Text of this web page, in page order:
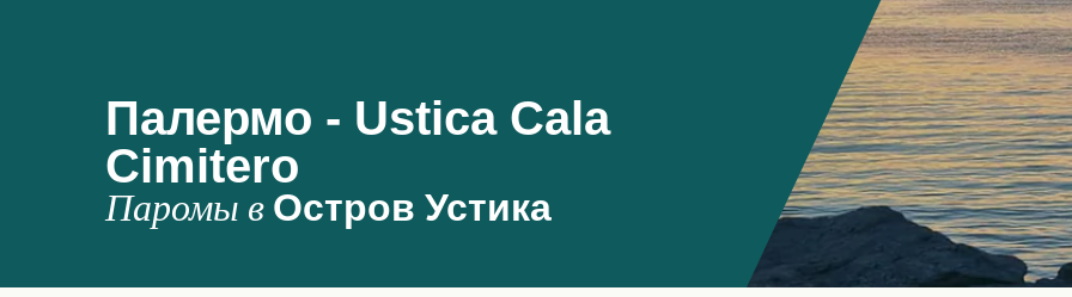
Палермо - Ustica Cala
Cimitero
Паромы в Остров Устика